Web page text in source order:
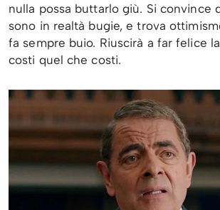
nulla possa buttarlo giù. Si convince
sono in realtà bugie, e trova
fa sempre buio. Riuscirà a far felice
costi quel che costi.